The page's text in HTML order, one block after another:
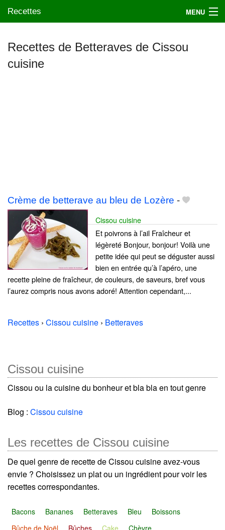
Recettes MENU
Mes blogs préférés
Recettes de Betteraves de Cissou
cuisine
Crème de betterave au bleu de Lozère -
Cissou cuisine
Et poivrons à l’ail Fraîcheur et
légèreté Bonjour, bonjour! Voilà une
petite idée qui peut se déguster aussi
bien en entrée qu’à l’apéro, une
recette pleine de fraîcheur, de couleurs, de saveurs, bref vous
l’aurez compris nous avons adoré! Attention cependant,...
Recettes › Cissou cuisine › Betteraves
Cissou cuisine
Cissou ou la cuisine du bonheur et bla bla en tout genre
Blog : Cissou cuisine
Les recettes de Cissou cuisine
De quel genre de recette de Cissou cuisine avez-vous
envie ? Choisissez un plat ou un ingrédient pour voir les
recettes correspondantes.
Bacons Bananes Betteraves Bleu
Boissons